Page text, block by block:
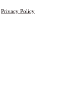
Privacy Policy